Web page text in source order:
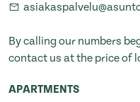
By calling our numbers
contact us at the price of
APARTMENTS